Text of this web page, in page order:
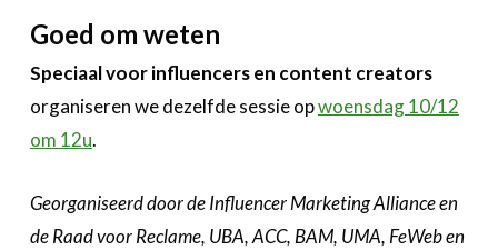
Goed om weten
Speciaal voor influencers en content creators
organiseren we dezelfde sessie opwoensdag 10/12
om 12u.
Georganiseerd door de Influencer Marketing Alliance en
de Raad voor Reclame, UBA, ACC, BAM, UMA, FeWeb en